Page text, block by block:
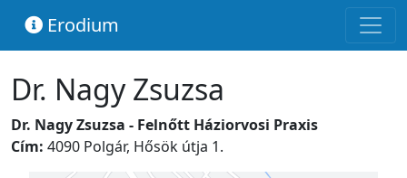
Erodium
Dr. Nagy Zsuzsa
Dr. Nagy Zsuzsa - Felnőtt Háziorvosi Praxis
Cím: 4090 Polgár, Hősök útja 1.